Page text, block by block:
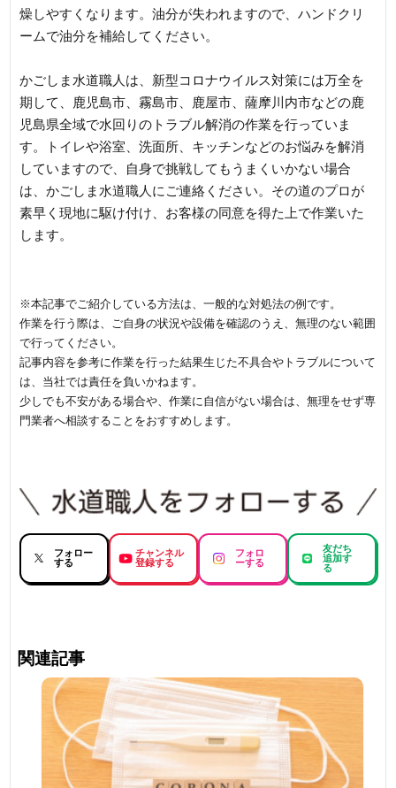
燥しやすくなります。油分が失われますので、ハンドクリ
ームで油分を補給してください。
かごしま水道職人は、新型コロナウイルス対策には万全を
期して、鹿児島市、霧島市、鹿屋市、薩摩川内市などの鹿
児島県全域で水回りのトラブル解消の作業を行っていま
す。トイレや浴室、洗面所、キッチンなどのお悩みを解消
していますので、自身で挑戦してもうまくいかない場合
は、かごしま水道職人にご連絡ください。その道のプロが
素早く現地に駆け付け、お客様の同意を得た上で作業いた
します。
※本記事でご紹介している方法は、一般的な対処法の例です。
作業を行う際は、ご自身の状況や設備を確認のうえ、無理のない範囲
で行ってください。
記事内容を参考に作業を行った結果生じた不具合やトラブルについて
は、当社では責任を負いかねます。
少しでも不安がある場合や、作業に自信がない場合は、無理をせず専
門業者へ相談することをおすすめします。
フォロー
する
チャンネル
登録する
フォロ
ーする
友だち
追加す
る
関連記事